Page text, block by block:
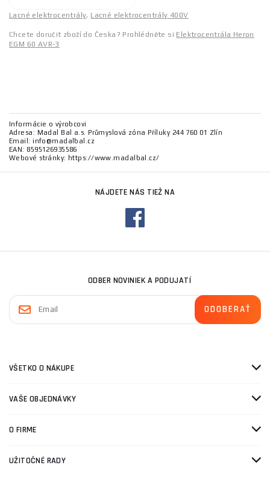
Lacné elektrocentrály, Lacné elektrocentrály 400V
Chcete doručit zboží do Česka? Prohlédněte si Elektrocentrála Heron
EGM 60 AVR-3
Informácie o výrobcovi
Adresa: Madal Bal a.s. Průmyslová zóna Příluky 244 760 01 Zlín
Email: info@madalbal.cz
EAN: 8595126935586
Webové stránky: https://www.madalbal.cz/
NÁJDETE NÁS TIEŽ NA
ODBER NOVINIEK A PODUJATÍ
VŠETKO O NÁKUPE
VAŠE OBJEDNÁVKY
O FIRME
UŽITOČNÉ RADY